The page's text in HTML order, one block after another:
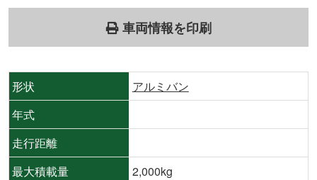
車両情報を印刷
形状
アルミバン
年式
走行距離
最大積載量
2,000kg